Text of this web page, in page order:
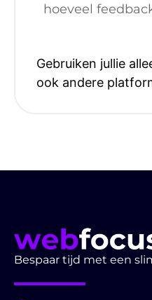
hoeveel
Gebruiken jullie
ook andere
Bespaar tijd met een